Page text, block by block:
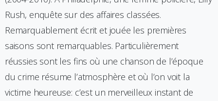
Rush, enquête sur des affaires classées.
Remarquablement écrit et jouée les premières
saisons sont remarquables. Particulièrement
réussies sont les fins où une chanson de l’époque
du crime résume l’atmosphère et où l’on voit la
victime heureuse: c’est un merveilleux instant de